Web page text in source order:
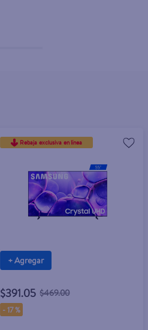
Rebaja exclusiva en línea
+ Agregar
$391.05 $469.00
-17 %